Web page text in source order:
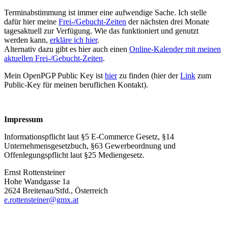
Terminabstimmung ist immer eine aufwendige Sache. Ich stelle
dafür hier meine Frei-/Gebucht-Zeiten der nächsten drei Monate
tagesaktuell zur Verfügung. Wie das funktioniert und genutzt
werden kann, erkläre ich hier.
Alternativ dazu gibt es hier auch einen Online-Kalender mit meinen
aktuellen Frei-/Gebucht-Zeiten.
Mein OpenPGP Public Key ist hierzu finden (hier derLink zum
Public-Key für meinen beruflichen Kontakt).
Impressum
Informationspflicht laut §5 E-Commerce Gesetz, §14
Unternehmensgesetzbuch, §63 Gewerbeordnung und
Offenlegungspflicht laut §25 Mediengesetz.
Ernst Rottensteiner
Hohe Wandgasse 1a
2624 Breitenau/Stfd., Österreich
e.rottensteiner@gmx.at